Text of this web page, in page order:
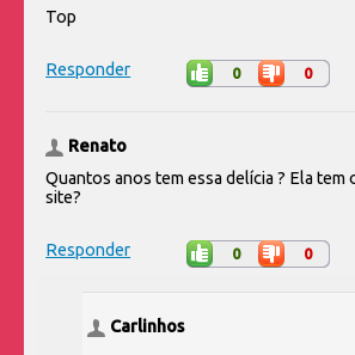
Top
Responder 0 0
Renato
Quantos anos tem essa delícia ? Ela tem
site?
Responder 0 0
Carlinhos